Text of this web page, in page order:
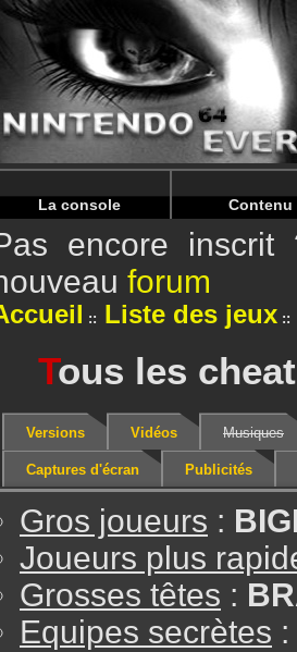
Warning: Undefined array key
Warning: Undefined array key
La console Contenu
encore inscrit
forum
Liste des jeux
Tous les
Versions Vidéos Musiques
Captures d'écran Publicités
Gros joueurs :
Joueurs plus
Grosses têtes :
Equipes secrètes :